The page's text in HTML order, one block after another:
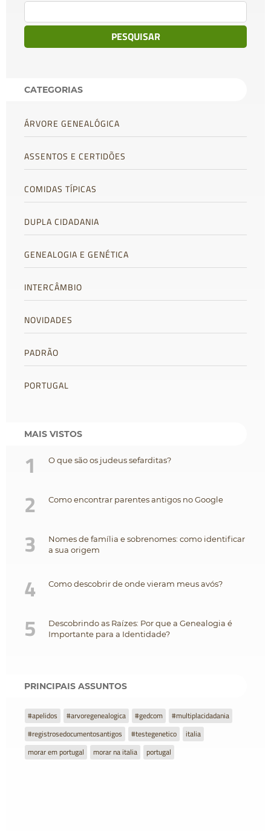
por:
CATEGORIAS
ÁRVORE GENEALÓGICA
ASSENTOS E CERTIDÕES
COMIDAS TÍPICAS
DUPLA CIDADANIA
GENEALOGIA E GENÉTICA
INTERCÂMBIO
NOVIDADES
PADRÃO
PORTUGAL
MAIS VISTOS
1 O que são os judeus sefarditas?
2 Como encontrar parentes antigos no Google
3
Nomes de família e sobrenomes: como identificar
a sua origem
4 Como descobrir de onde vieram meus avós?
5
Descobrindo as Raízes: Por que a Genealogia é
Importante para a Identidade?
PRINCIPAIS ASSUNTOS
#apelidos #arvoregenealogica #gedcom
#multiplacidadania
#registrosedocumentosantigos
#testegenetico
italia
morar em portugal
morar na italia portugal